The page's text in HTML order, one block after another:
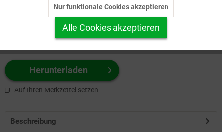
Herunterladen
Auf Ihren Merkzettel setzen
Beschreibung
Personalisierung Inaktiv
Service
Nur funktionale Cookies akzeptieren
Alle Cookies akzeptieren